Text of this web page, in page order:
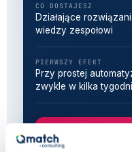
CO DOSTAJESZ
Działające
wiedzy zespołowi
PIERWSZY EFEKT
Przy prostej
zwykle w kilka